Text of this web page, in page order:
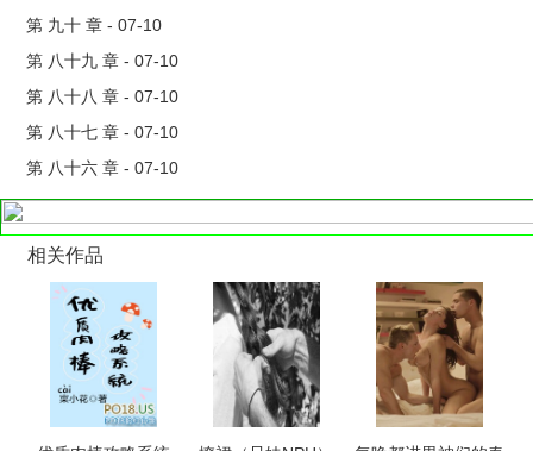
第 九十 章 - 07-10
第 八十九 章 - 07-10
第 八十八 章 - 07-10
第 八十七 章 - 07-10
第 八十六 章 - 07-10
相关作品